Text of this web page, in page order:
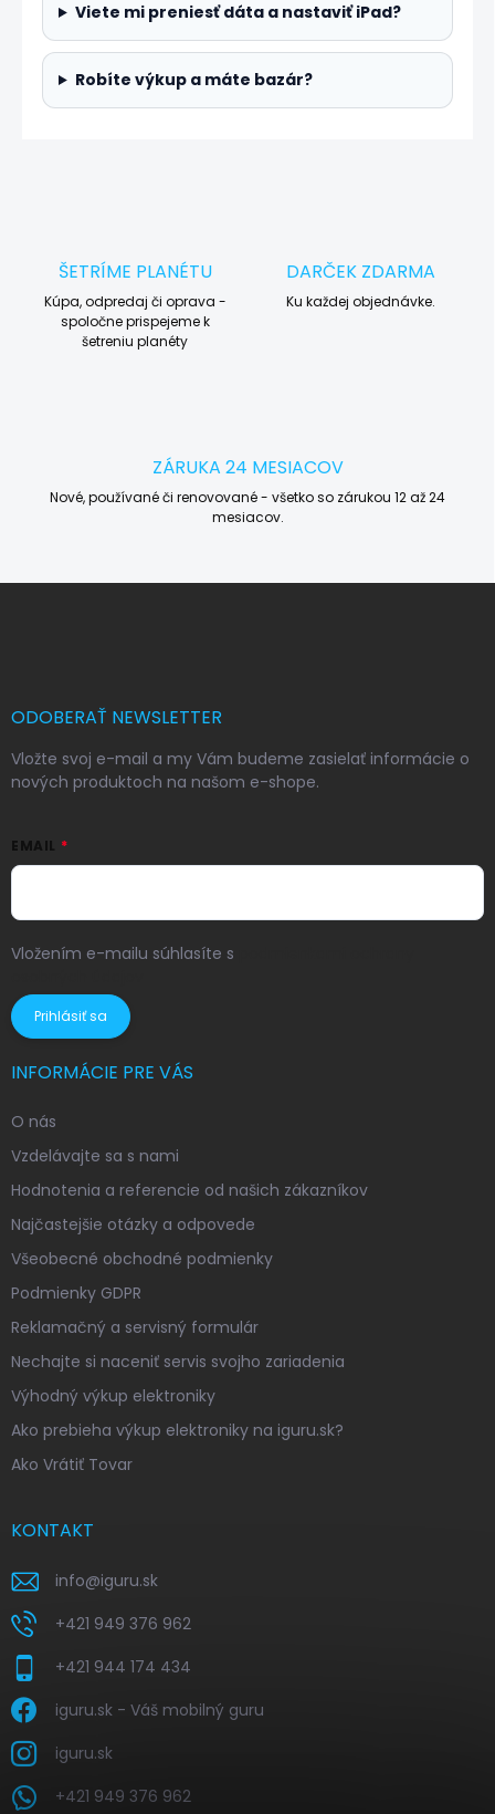
Viete mi preniesť dáta a nastaviť iPad?
Robíte výkup a máte bazár?
ŠETRÍME PLANÉTU
Kúpa, odpredaj či oprava -
spoločne prispejeme k
šetreniu planéty
DARČEK ZDARMA
Ku každej objednávke.
ZÁRUKA 24 MESIACOV
Nové, používané či renovované - všetko so zárukou 12 až 24
mesiacov.
ODOBERAŤ NEWSLETTER
Vložte svoj e-mail a my Vám budeme zasielať informácie o
nových produktoch na našom e-shope.
EMAIL
Vložením e-mailu súhlasíte s
Prihlásiť sa
INFORMÁCIE PRE VÁS
O nás
Vzdelávajte sa s nami
Hodnotenia a referencie od našich zákazníkov
Najčastejšie otázky a odpovede
Všeobecné obchodné podmienky
Podmienky GDPR
Reklamačný a servisný formulár
Nechajte si naceniť servis svojho zariadenia
Výhodný výkup elektroniky
Ako prebieha výkup elektroniky na iguru.sk?
Ako Vrátiť Tovar
KONTAKT
info@iguru.sk
+421 949 376 962
+421 944 174 434
iguru.sk - Váš mobilný guru
iguru.sk
+421 949 376 962